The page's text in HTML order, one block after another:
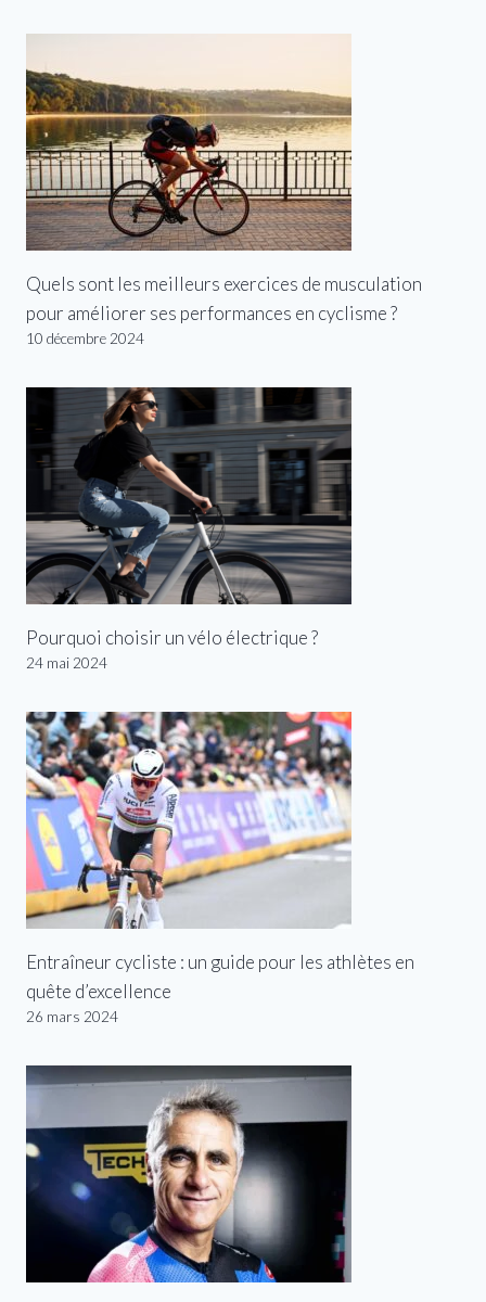
Quels sont les meilleurs exercices de musculation
pour améliorer ses performances en cyclisme ?
10 décembre 2024
Pourquoi choisir un vélo électrique ?
24 mai 2024
Entraîneur cycliste : un guide pour les athlètes en
quête d’excellence
26 mars 2024